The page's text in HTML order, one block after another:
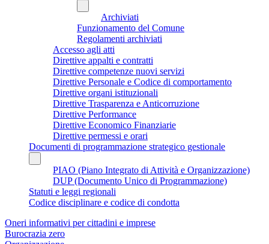
Archiviati
Funzionamento del Comune
Regolamenti archiviati
Accesso agli atti
Direttive appalti e contratti
Direttive competenze nuovi servizi
Direttive Personale e Codice di comportamento
Direttive organi istituzionali
Direttive Trasparenza e Anticorruzione
Direttive Performance
Direttive Economico Finanziarie
Direttive permessi e orari
Documenti di programmazione strategico gestionale
PIAO (Piano Integrato di Attività e Organizzazione)
DUP (Documento Unico di Programmazione)
Statuti e leggi regionali
Codice disciplinare e codice di condotta
Oneri informativi per cittadini e imprese
Burocrazia zero